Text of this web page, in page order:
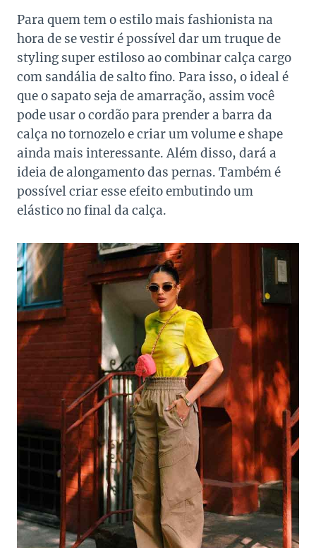
Para quem tem o estilo mais fashionista na
hora de se vestir é possível dar um truque de
styling super estiloso ao combinar calça cargo
com sandália de salto fino. Para isso, o ideal é
que o sapato seja de amarração, assim você
pode usar o cordão para prender a barra da
calça no tornozelo e criar um volume e shape
ainda mais interessante. Além disso, dará a
ideia de alongamento das pernas. Também é
possível criar esse efeito embutindo um
elástico no final da calça.